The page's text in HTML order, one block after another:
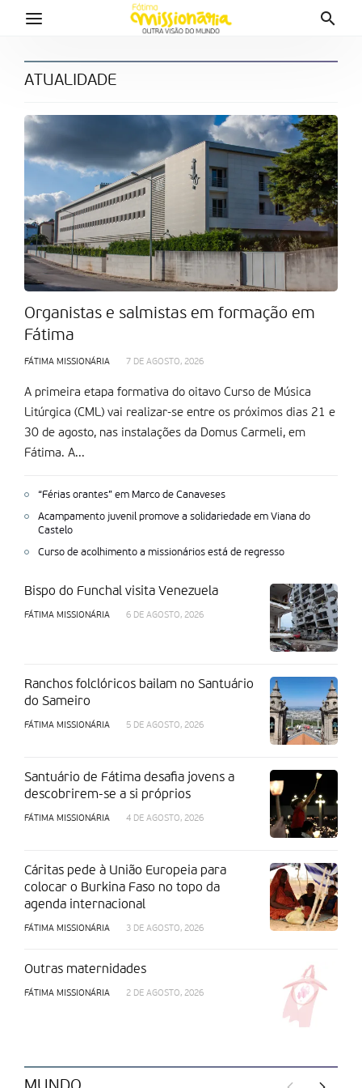
ATUALIDADE
Organistas e salmistas em formação em
Fátima
FÁTIMA MISSIONÁRIA 7 DE AGOSTO, 2026
A primeira etapa formativa do oitavo Curso de Música
Litúrgica (CML) vai realizar-se entre os próximos dias 21 e
30 de agosto, nas instalações da Domus Carmeli, em
Fátima. A...
“Férias orantes” em Marco de Canaveses
Acampamento juvenil promove a solidariedade em Viana do
Castelo
Curso de acolhimento a missionários está de regresso
Bispo do Funchal visita Venezuela
FÁTIMA MISSIONÁRIA 6 DE AGOSTO, 2026
Ranchos folclóricos bailam no Santuário
do Sameiro
FÁTIMA MISSIONÁRIA 5 DE AGOSTO, 2026
Santuário de Fátima desafia jovens a
descobrirem-se a si próprios
FÁTIMA MISSIONÁRIA 4 DE AGOSTO, 2026
Cáritas pede à União Europeia para
colocar o Burkina Faso no topo da
agenda internacional
FÁTIMA MISSIONÁRIA 3 DE AGOSTO, 2026
Outras maternidades
FÁTIMA MISSIONÁRIA 2 DE AGOSTO, 2026